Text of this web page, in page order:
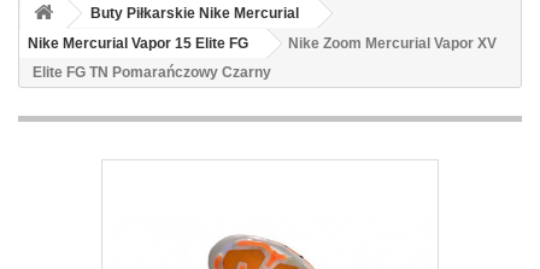
Buty Piłkarskie Nike Mercurial
Nike Mercurial Vapor 15 Elite FG
Nike Zoom Mercurial Vapor XV
Elite FG TN Pomarańczowy Czarny